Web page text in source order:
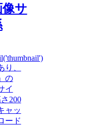
サ
り、
の
イ
200
ャッ
ード